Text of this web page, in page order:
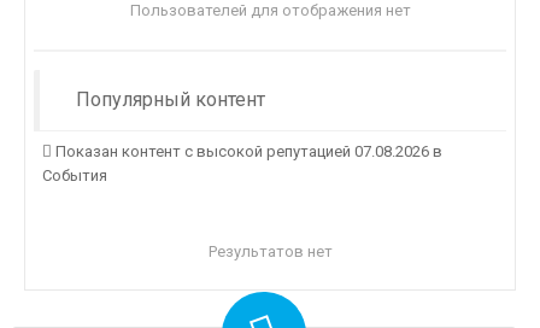
Пользователей для отображения нет
Популярный контент
Показан контент с высокой репутацией 07.08.2026 в
События
Результатов нет